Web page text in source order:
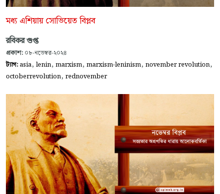
মধ্য এশিয়ায় সোভিয়েত বিপ্লব
রবিকর গুপ্ত
প্রকাশ: ০৮-নভেম্বর-২০২৪
ট্যাগ:asia, lenin, marxism, marxism-leninism, november revolution,
octoberrevolution, rednovember